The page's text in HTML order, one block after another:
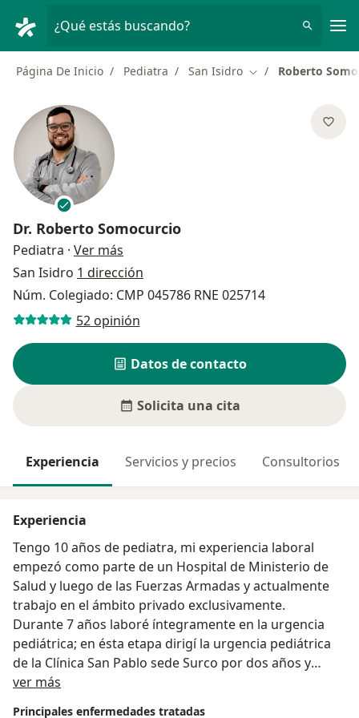
¿Qué estás buscando?
Página De Inicio Pediatra San Isidro Cambiar de ciudad
Roberto
Dr. Roberto Somocurcio
Pediatra · Ver más
San Isidro 1 dirección
Núm. Colegiado: CMP 045786 RNE 025714
52 opinión
Datos de contacto
Solicita una cita
Experiencia Servicios y precios Consultorios
Experiencia
Tengo 10 años de pediatra, mi experiencia laboral
empezó como parte de un Hospital de Ministerio de
Salud y luego de las Fuerzas Armadas y actualmente
trabajo en el ámbito privado exclusivamente.
Durante 7 años laboré íntegramente en la urgencia
pediátrica; en ésta etapa dirigí la urgencia pediátrica
de la Clínica San Pablo sede Surco por dos años y
coordiné la urgencia Pediátrica de la Clínica
ver más
Principales enfermedades tratadas